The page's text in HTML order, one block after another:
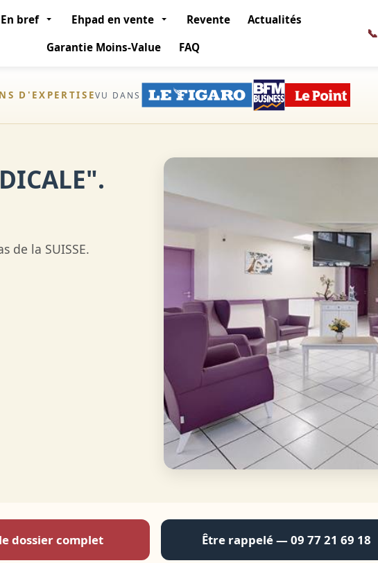
En bref Ehpad en vente Revente
Actualités
Garantie Moins-Value
FAQ
📞
D'EXPERTISEVU DANS
de la SUISSE.
dossier complet Être rappelé — 09 77 21 69 18